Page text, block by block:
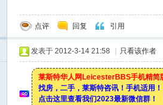
点评 回复 引用
发表于 2012-3-14 21:58 只看该作者
莱斯特华人网LeicesterBBS手机精简
找房，二手，莱斯特咨讯！手机适用！
点击这里查看我们2023最新微信群！